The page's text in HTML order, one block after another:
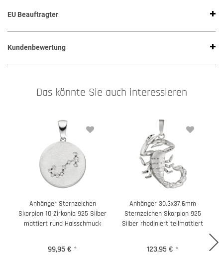
EU Beauftragter
Kundenbewertung
Das könnte Sie auch interessieren
Anhänger Sternzeichen
Skorpion 10 Zirkonia 925 Silber
mattiert rund Halsschmuck
99,95 € *
Anhänger 30,3x37,6mm
Sternzeichen Skorpion 925
Silber rhodiniert teilmattiert
123,95 € *